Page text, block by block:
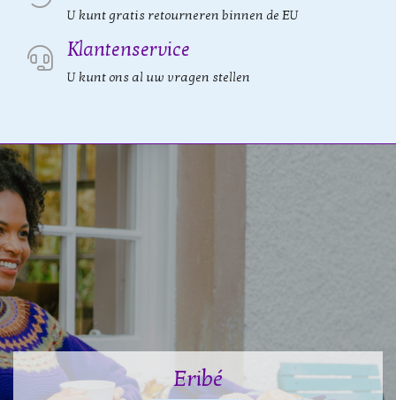
U kunt gratis retourneren binnen de EU
Klantenservice
U kunt ons al uw vragen stellen
Eribé